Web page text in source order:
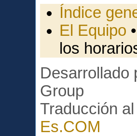
Índice
El Equipo •
los
Desarrollado
Group
Traducción
Es.COM